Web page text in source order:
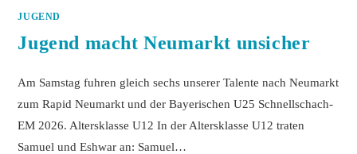
JUGEND
Jugend macht Neumarkt unsicher
Am Samstag fuhren gleich sechs unserer Talente nach Neumarkt
zum Rapid Neumarkt und der Bayerischen U25 Schnellschach-
EM 2026. Altersklasse U12 In der Altersklasse U12 traten
Samuel und Eshwar an: Samuel…